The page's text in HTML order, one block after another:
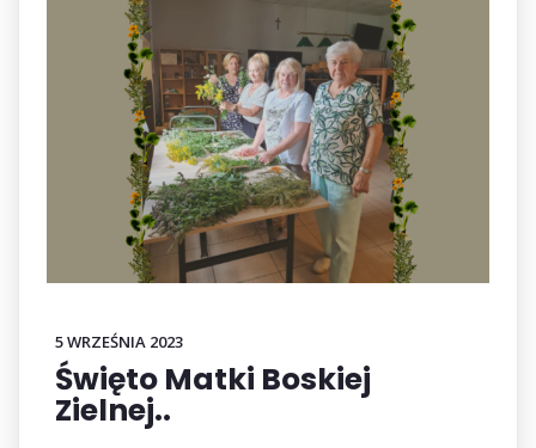
5 WRZEŚNIA 2023
Święto Matki Boskiej
Zielnej..